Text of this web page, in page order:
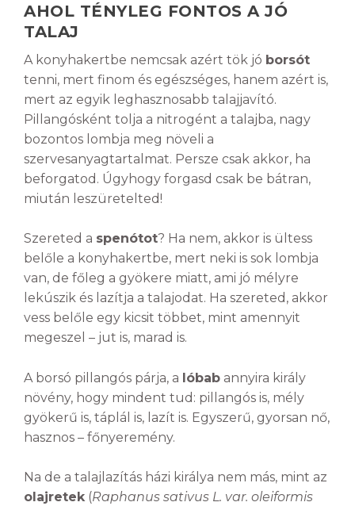
AHOL TÉNYLEG FONTOS A JÓ
TALAJ
A konyhakertbe nemcsak azért tök jó borsót
tenni, mert finom és egészséges, hanem azért is,
mert az egyik leghasznosabb talajjavító.
Pillangósként tolja a nitrogént a talajba, nagy
bozontos lombja meg növeli a
szervesanyagtartalmat. Persze csak akkor, ha
beforgatod. Úgyhogy forgasd csak be bátran,
miután leszüretelted!
Szereted a spenótot? Ha nem, akkor is ültess
belőle a konyhakertbe, mert neki is sok lombja
van, de főleg a gyökere miatt, ami jó mélyre
lekúszik és lazítja a talajodat. Ha szereted, akkor
vess belőle egy kicsit többet, mint amennyit
megeszel – jut is, marad is.
A borsó pillangós párja, a lóbab annyira király
növény, hogy mindent tud: pillangós is, mély
gyökerű is, táplál is, lazít is. Egyszerű, gyorsan nő,
hasznos – főnyeremény.
Na de a talajlazítás házi királya nem más, mint az
olajretek(Raphanus sativus L. var. oleiformis